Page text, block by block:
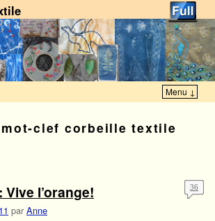
Menu ↓
clef corbeille textile
Vive l’orange!
par Anne
36